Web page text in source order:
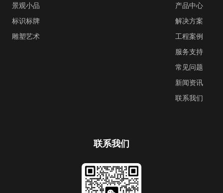
产品中心
解决方案
工程案例
服务支持
常见问题
新闻资讯
联系我们
景观小品
标识标牌
雕塑艺术
联系我们